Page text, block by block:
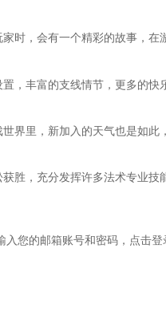
时，会有一个精彩的故事，在
，丰富的支线情节，更多的快
界里，新加入的天气也是如此
胜，充分发挥许多法术专业技
入您的邮箱账号和密码，点击